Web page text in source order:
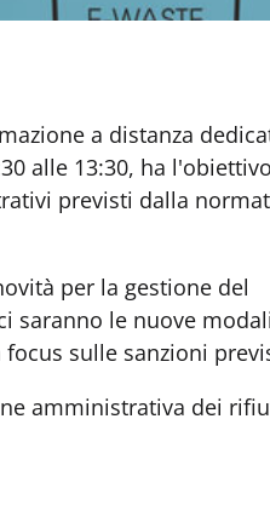
a distanza
alle 13:30, ha
previsti dalla
per la gestione del
saranno le nuove
sulle sanzioni
amministrativa dei